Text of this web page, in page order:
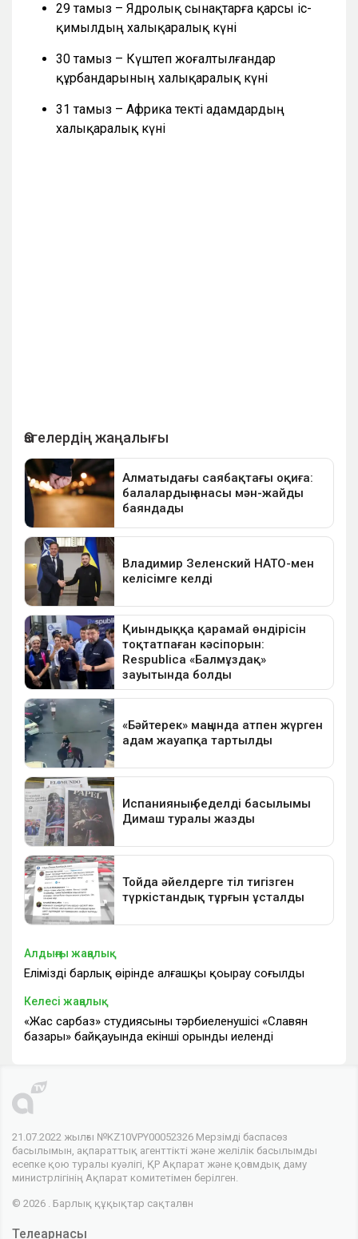
29 тамыз – Ядролық сынақтарға қарсы іс-
қимылдың халықаралық күні
30 тамыз – Күштеп жоғалтылғандар
құрбандарының халықаралық күні
31 тамыз – Африка текті адамдардың
халықаралық күні
Алдыңғы жаңалық
Еліміздің барлық өңірінде алғашқы қоңырау соғылды
Келесі жаңалық
«Жас сарбаз» студиясының тәрбиеленушісі «Славян
базары» байқауында екінші орынды иеленді
21.07.2022 жылғы №KZ10VPY00052326 Мерзімді баспасөз
басылымын, ақпараттық агенттікті және желілік басылымды
есепке қою туралы куәлігі, ҚР Ақпарат және қоғамдық даму
министрлігінің Ақпарат комитетімен берілген.
© 2026 . Барлық құқықтар сақталған
Телеарнасы